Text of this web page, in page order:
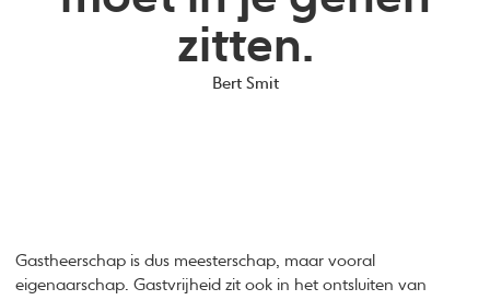
zitten.
Bert Smit
Gastheerschap is dus meesterschap, maar vooral
eigenaarschap. Gastvrijheid zit ook in het ontsluiten van